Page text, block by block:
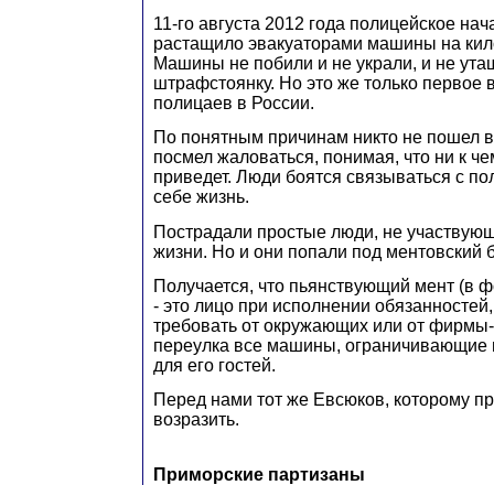
11-го августа 2012 года полицейское
растащило эвакуаторами машины на
Машины не побили и не украли, и не
штрафстоянку. Но это же только первое
полицаев в России.
По понятным причинам никто не пошел
посмел жаловаться, понимая, что ни к
приведет. Люди боятся связываться с
себе жизнь.
Пострадали простые люди, не
жизни. Но и они попали под ментовский
Получается, что пьянствующий мент (в
- это лицо при исполнении
требовать от окружающих или от фирмы-
переулка все машины, ограничивающие
для его гостей.
Перед нами тот же Евсюков, которому
возразить.
Приморские партизаны